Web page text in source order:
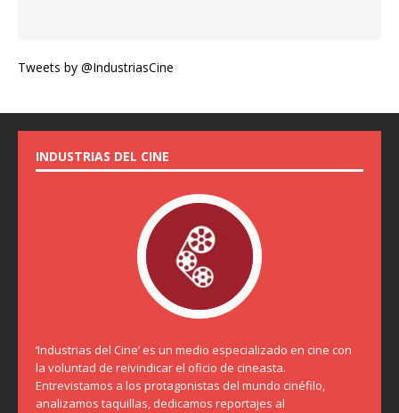
Tweets by @IndustriasCine
INDUSTRIAS DEL CINE
‘Industrias del Cine’ es un medio especializado en cine con
la voluntad de reivindicar el oficio de cineasta.
Entrevistamos a los protagonistas del mundo cinéfilo,
analizamos taquillas, dedicamos reportajes al